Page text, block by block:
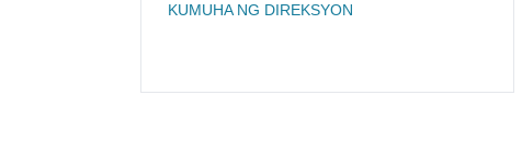
KUMUHA NG DIREKSYON